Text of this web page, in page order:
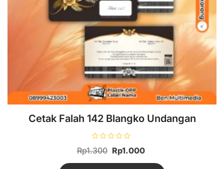
Cetak Falah 142 Blangko Undangan
i
i
Rp1.300 Rp1.000